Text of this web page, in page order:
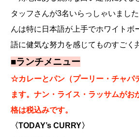
タッフさんが3名いらっしゃいまし
んは特に日本語が上手でホワイトボ
語に健気な努力を感じてものすごく
■ランチメニュー
☆カレーとパン（プーリー・チャパ
ます。ナン・ライス・ラッサムがお
格は税込みです。
〈TODAY’s CURRY〉